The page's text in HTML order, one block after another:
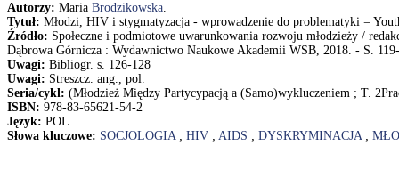
Autorzy: Maria Brodzikowska.
Tytuł: Młodzi, HIV i stygmatyzacja - wprowadzenie do problematyki =
Źródło: Społeczne i podmiotowe uwarunkowania rozwoju młodzieży /
Dąbrowa Górnicza : Wydawnictwo Naukowe Akademii WSB, 2018. - S.
Uwagi: Bibliogr. s. 126-128
Uwagi: Streszcz. ang., pol.
Seria/cykl: (Młodzież Między Partycypacją a (Samo)wykluczeniem ; T.
ISBN: 978-83-65621-54-2
Język: POL
Słowa kluczowe: SOCJOLOGIA; HIV ; AIDS ; DYSKRYMINACJA;